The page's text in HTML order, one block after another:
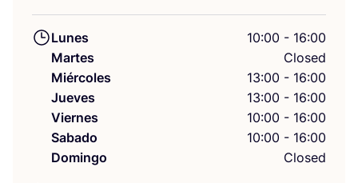
Lunes
10:00 - 16:00
Martes
Closed
Miércoles
13:00 - 16:00
Jueves
13:00 - 16:00
Viernes
10:00 - 16:00
Sabado
10:00 - 16:00
Domingo
Closed